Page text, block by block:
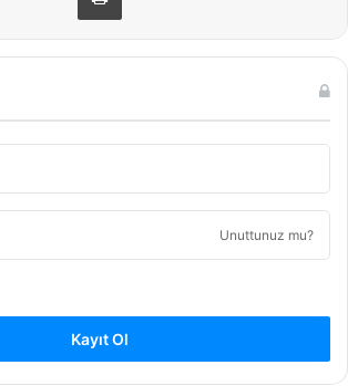
Unuttunuz mu?
Kayıt Ol